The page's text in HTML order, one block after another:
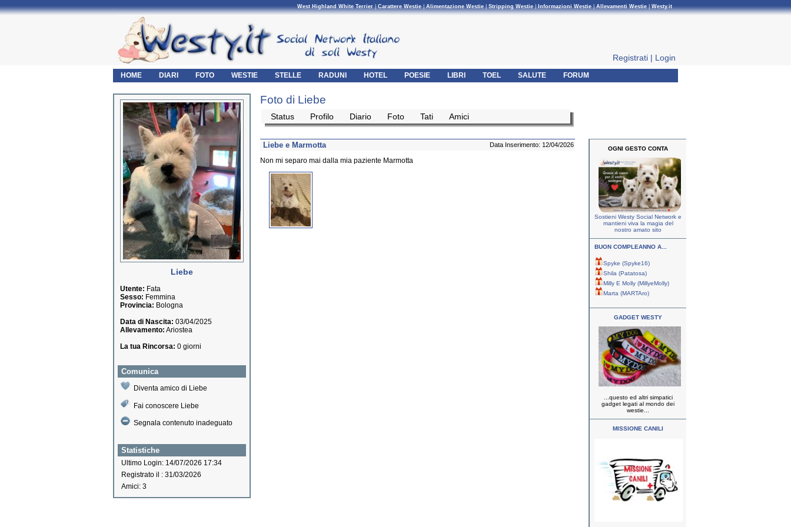
West Highland White Terrier|Carattere Westie|Alimentazione Westie|Stripping Westie| Informazioni Westie|Allevamenti Westie|Westy.it
Registrati | Login
HOME DIARI FOTO WESTIE STELLE RADUNI HOTEL POESIE LIBRI TOEL SALUTE FORUM
Liebe
Utente: Fata
Sesso: Femmina
Provincia: Bologna
Data di Nascita: 03/04/2025
Allevamento: Ariostea
La tua Rincorsa: 0 giorni
Comunica
Diventa amico di Liebe
Fai conoscere Liebe
Segnala contenuto inadeguato
Statistiche
Ultimo Login: 14/07/2026 17:34
Registrato il : 31/03/2026
Amici: 3
Foto di Liebe
Status Profilo Diario Foto Tati Amici
Liebe e Marmotta Data Inserimento: 12/04/2026
Non mi separo mai dalla mia paziente Marmotta
OGNI GESTO CONTA
Sostieni Westy Social Network e
mantieni viva la magia del
nostro amato sito
BUON COMPLEANNO A...
Spyke (Spyke16)
Shila (Patatosa)
Milly E Molly (MillyeMolly)
Marta (MARTAro)
GADGET WESTY
...questo ed altri simpatici
gadget legati al mondo dei
westie...
MISSIONE CANILI